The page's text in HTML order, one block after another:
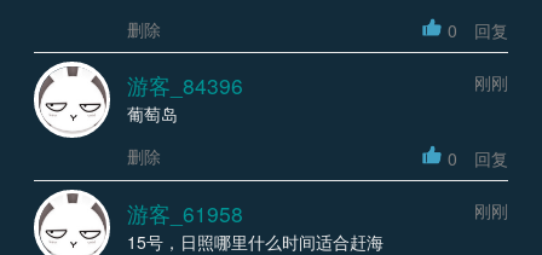
删除
0 回复
游客_84396
刚刚
葡萄岛
删除
0 回复
游客_61958
刚刚
15号，日照哪里什么时间适合赶海